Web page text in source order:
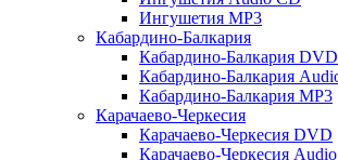
Ингушетия MP3
Кабардино-Балкария
Кабардино-Балкария DVD
Кабардино-Балкария
Кабардино-Балкария MP3
Карачаево-Черкесия
Карачаево-Черкесия DVD
Карачаево-Черкесия